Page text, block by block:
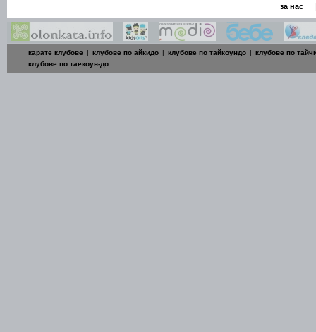
за нас |
карате клубове | клубове по айкидо | клубове по тайкоундо | клубове по
клубове по таекоун-до